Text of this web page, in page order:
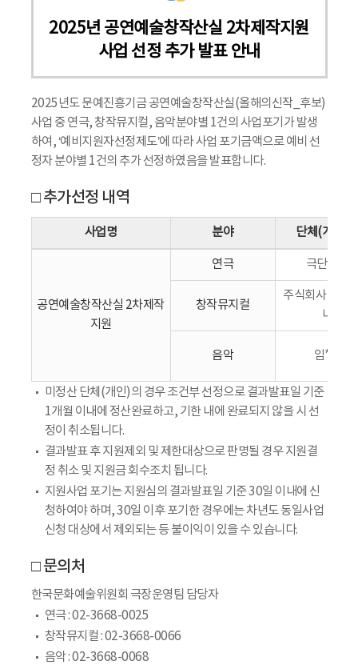
2025년 공연예술창작산실 2차제작지원
사업 선정 추가 발표 안내
2025년도 문예진흥기금 공연예술창작산실(올해의신작_후보)
사업 중 연극, 창작뮤지컬, 음악분야별 1건의 사업포기가 발생
하여, ‘예비지원자선정제도’에 따라 사업 포기금액으로 예비 선
정자 분야별 1건의 추가 선정하였음을 발표합니다.
□ 추가선정 내역
사업명 분야 단체(개인)명
공연예술창작산실 2차제작
지원
연극 극단놀땅
창작뮤지컬
주식회사 컴인
니
음악 임*환
미정산 단체(개인)의 경우 조건부 선정으로 결과발표일 기준
1개월 이내에 정산완료하고, 기한 내에 완료되지 않을 시 선
정이 취소됩니다.
결과발표 후 지원제외 및 제한대상으로 판명될 경우 지원결
정 취소 및 지원금 회수조치 됩니다.
지원사업 포기는 지원심의 결과발표일 기준 30일 이내에 신
청하여야 하며, 30일 이후 포기한 경우에는 차년도 동일사업
신청 대상에서 제외되는 등 불이익이 있을 수 있습니다.
□ 문의처
한국문화예술위원회 극장운영팀 담당자
연극 : 02-3668-0025
창작뮤지컬 : 02-3668-0066
음악 : 02-3668-0068